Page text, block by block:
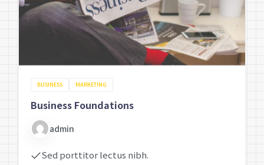
BUSINESS MARKETING
Business Foundations
admin
Sed porttitor lectus nibh.